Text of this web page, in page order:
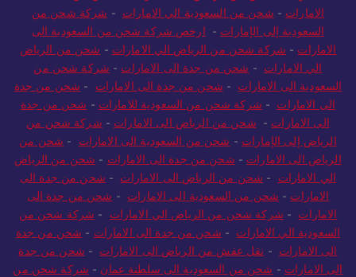
الامارات - شحن من السعودية الي الامارات - شركة شحن من
السعودية إلى الإمارات - ارخص شركة شحن من السعودية الى
الامارات - شركة شحن من الرياض الي الامارات - شحن من الرياض
الي الامارات - شحن من جدة الى الامارات - شركة شحن من
السعودية الى الامارات - شحن من جدة الى الامارات - شحن من جدة
الى الامارات - شركة شحن من السعودية للامارات - شحن من جدة
الى الامارات - شحن من الرياض الى الامارات - شركة شحن من
الرياض إلى الإمارات - شحن من السعودية الى الامارات - شحن من
الرياض الى الامارات - شحن من جدة الى الامارات - شحن من الرياض
الي الامارات - شحن من الرياض الى الامارات - شحن من جدة الى
الامارات - شحن من السعودية الى الامارات - شحن من جدة الى
الامارات - شركة شحن من الرياض الي الامارات - شركة شحن من
السعودية الي الامارات - شحن من جدة الى الامارات - شحن من جدة
الى الامارات - نقل عفش من الرياض الى الامارات - شحن من جدة
الى الامارات - شحن من السعودية الى سلطنة عمان - شركة شحن من